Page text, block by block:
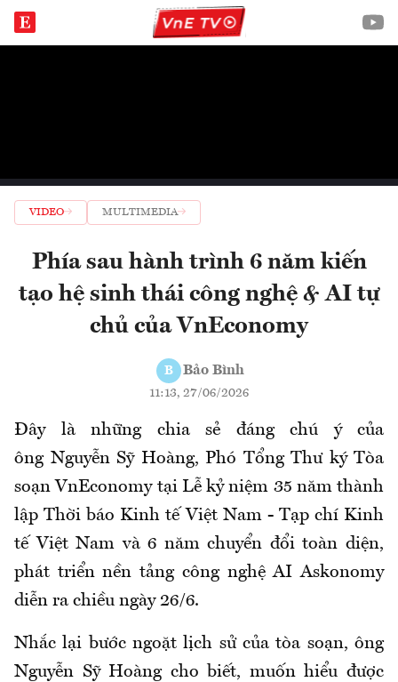
VIDEO MULTIMEDIA
Phía sau hành trình 6 năm kiến
tạo hệ sinh thái công nghệ & AI tự
chủ của VnEconomy
B Bảo Bình
11:13, 27/06/2026
Đây là những chia sẻ đáng chú ý của
ông Nguyễn Sỹ Hoàng, Phó Tổng Thư ký Tòa
soạn VnEconomy tại Lễ kỷ niệm 35 năm thành
lập Thời báo Kinh tế Việt Nam - Tạp chí Kinh
tế Việt Nam và 6 năm chuyển đổi toàn diện,
phát triển nền tảng công nghệ AI Askonomy
diễn ra chiều ngày 26/6.
Nhắc lại bước ngoặt lịch sử của tòa soạn, ông
Nguyễn Sỹ Hoàng cho biết, muốn hiểu được